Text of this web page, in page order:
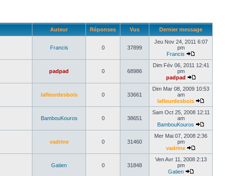
Auteur Réponses Vus Dernier message
Francis 0 37899
Jeu Nov 24, 2011 6:07
pm
Francis
padpad 0 68986
Dim Fév 06, 2011 12:41
pm
padpad
lafleurdesbois 0 33661
Dim Mar 08, 2009 10:53
am
lafleurdesbois
BambouKouros 0 38651
Sam Oct 25, 2008 12:11
am
BambouKouros
vadrine 0 31460
Mer Mai 07, 2008 2:36
pm
vadrine
Gatien 0 31848
Ven Avr 11, 2008 2:13
pm
Gatien